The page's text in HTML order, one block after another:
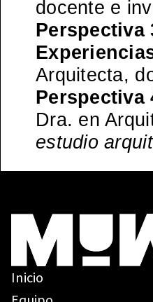
docente e
Perspectiva
Arquitecta,
Perspectiva
Dra. en
estudio
Inicio